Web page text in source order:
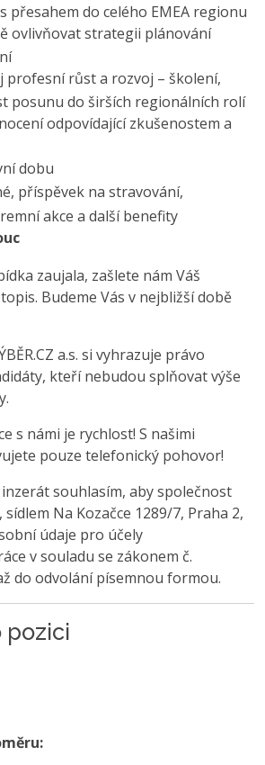
přesahem do celého EMEA regionu
ovlivňovat strategii plánování
růst a rozvoj – školení,
posunu do širších regionálních rolí
odpovídající zkušenostem a
dobu
příspěvek na stravování,
akce a další benefity
zaujala, zašlete nám Váš
Budeme Vás v nejbližší době
a.s. si vyhrazuje právo
kteří nebudou splňovat výše
s námi je rychlost! S našimi
pouze telefonický pohovor!
souhlasím, aby společnost
sídlem Na Kozačce 1289/7, Praha 2,
údaje pro účely
v souladu se zákonem č.
do odvolání písemnou formou.
pozici